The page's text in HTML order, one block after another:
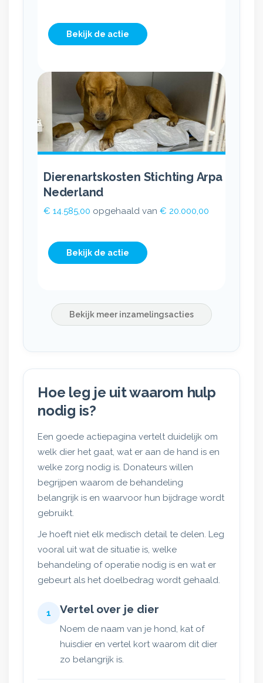
Bekijk de actie
Dierenartskosten Stichting Arpa
Nederland
€ 14.585,00 opgehaald van € 20.000,00
Bekijk de actie
Bekijk meer inzamelingsacties
Hoe leg je uit waarom hulp
nodig is?
Een goede actiepagina vertelt duidelijk om
welk dier het gaat, wat er aan de hand is en
welke zorg nodig is. Donateurs willen
begrijpen waarom de behandeling
belangrijk is en waarvoor hun bijdrage wordt
gebruikt.
Je hoeft niet elk medisch detail te delen. Leg
vooral uit wat de situatie is, welke
behandeling of operatie nodig is en wat er
gebeurt als het doelbedrag wordt gehaald.
1 Vertel over je dier
Noem de naam van je hond, kat of
huisdier en vertel kort waarom dit dier
zo belangrijk is.